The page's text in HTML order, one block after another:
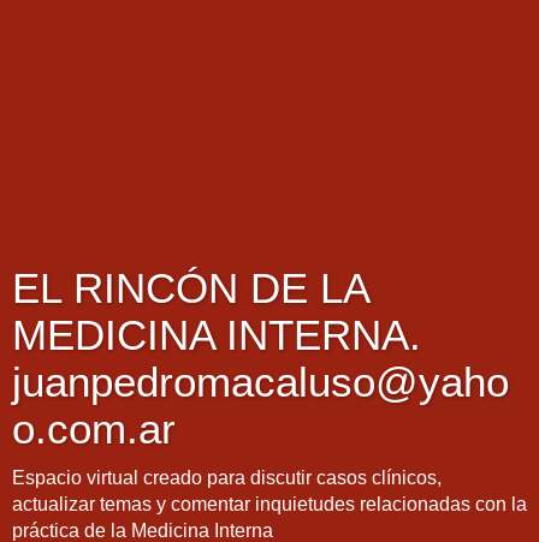
EL RINCÓN DE LA
MEDICINA INTERNA.
juanpedromacaluso@yaho
o.com.ar
Espacio virtual creado para discutir casos clínicos,
actualizar temas y comentar inquietudes relacionadas con la
práctica de la Medicina Interna